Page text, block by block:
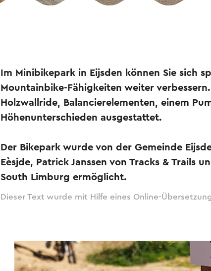
Im Minibikepark in Eijsden können Sie sich
Mountainbike-Fähigkeiten weiter
Holzwallride, Balancierelementen, einem
Höhenunterschieden ausgestattet.
Der Bikepark wurde von der Gemeinde
Eèsjde, Patrick Janssen von Tracks & Trails
South Limburg ermöglicht.
Dieser Text wurde mit Hilfe eines Online-